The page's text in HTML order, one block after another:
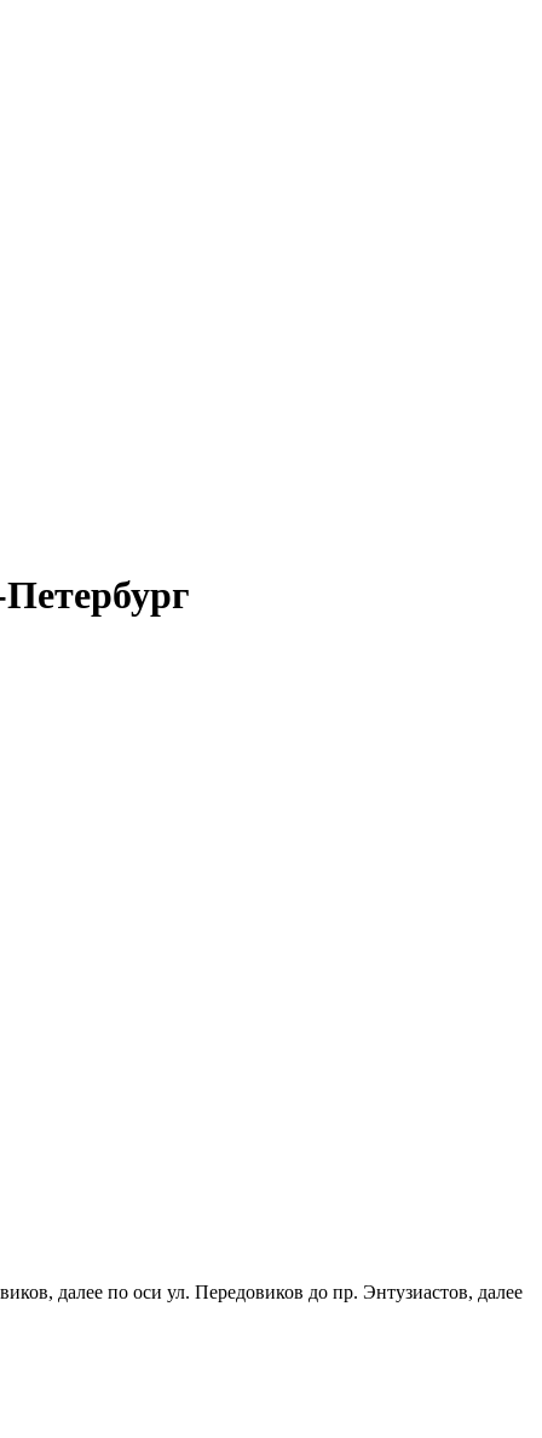
далее по оси ул. Передовиков до пр. Энтузиастов, далее